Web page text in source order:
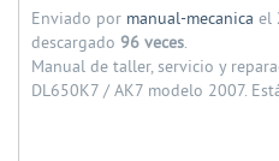
Enviado por manual-mecanica el
descargado 96 veces.
Manual de taller, servicio y
DL650K7 / AK7 modelo 2007.